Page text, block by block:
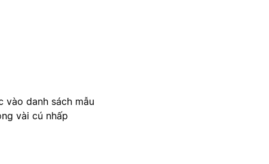
vào danh sách mẫu
vài cú nhấp